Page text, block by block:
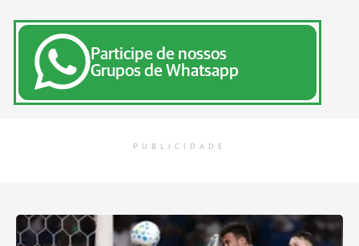
Participe de nossos
Grupos de Whatsapp
PUBLICIDADE